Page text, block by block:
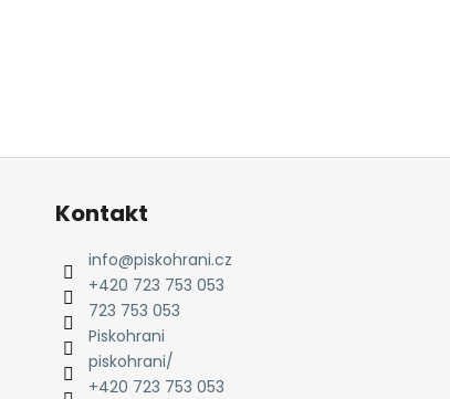
Kontakt
info@piskohrani.cz
+420 723 753 053
723 753 053
Piskohrani
piskohrani/
+420 723 753 053